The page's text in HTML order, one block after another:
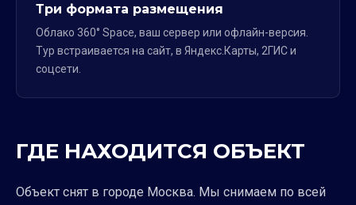
Три формата размещения
Облако 360° Space, ваш сервер или офлайн-версия.
Тур встраивается на сайт, в Яндекс.Карты, 2ГИС и
соцсети.
ГДЕ НАХОДИТСЯ ОБЪЕКТ
Объект снят в городе Москва. Мы снимаем по всей